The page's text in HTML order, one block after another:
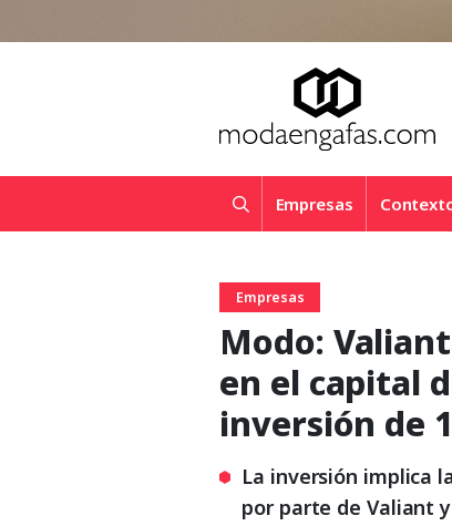
Empresas
Empresas
Modo:
en el capital
inversión de
La inversión implica
por parte de Valiant